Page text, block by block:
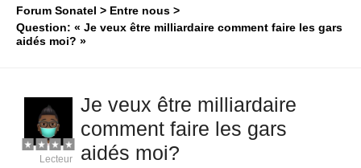
Forum Sonatel
Entre nous
Question: « Je veux être milliardaire comment faire les gars
aidés moi? »
Je veux être milliardaire
comment faire les gars
aidés moi?
Lecteur